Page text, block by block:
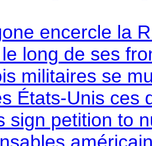
encercle la
long de ses
militaires se
États-Unis ces
sign petition to